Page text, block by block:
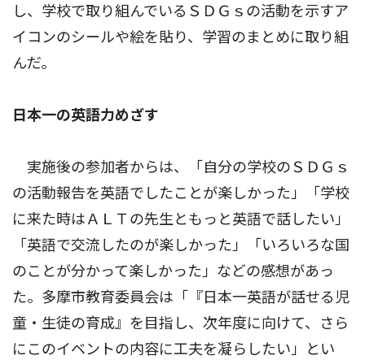
し、学校で取り組んでいるＳＤＧｓの活動を示すア
イコンのシールや絵を貼り、学習のまとめに取り組
んだ。
日本一の英語力めざす
実施後の参加者からは、「自分の学校のＳＤＧｓ
の活動報告を英語でしたことが楽しかった」「学校
に来た時はＡＬＴの先生ともっと英語で話したい」
「英語で交流したのが楽しかった」「いろいろな国
のことが分かって楽しかった」などの感想があっ
た。多摩市教育委員会は「『日本一英語が話せる児
童・生徒の育成』を目指し、次年度に向けて、さら
にこのイベントの内容に工夫を凝らしたい」とい